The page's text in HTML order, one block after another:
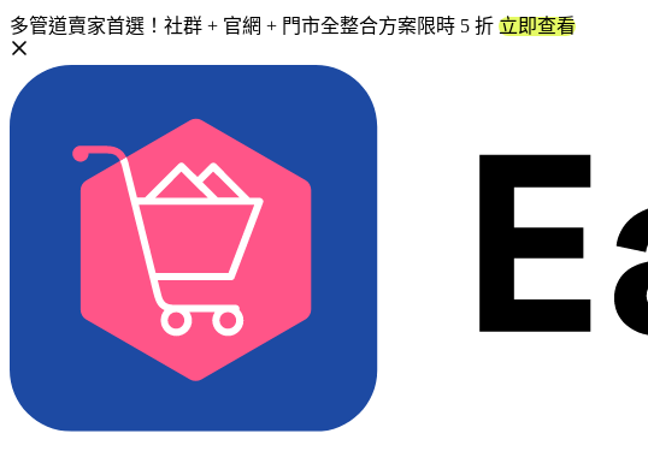
多管道賣家首選！社群 + 官網 + 門市全整合方案限時 5 折 立即查看